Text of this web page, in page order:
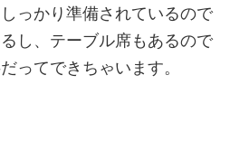
っかり準備されているので
し、テーブル席もあるので
ってできちゃいます。